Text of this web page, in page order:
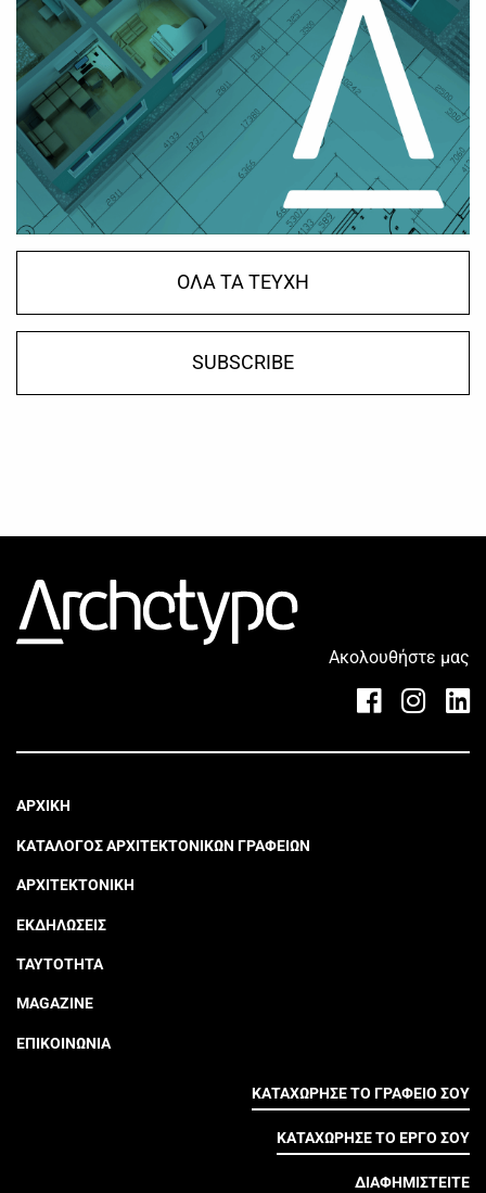
ΟΛΑ ΤΑ ΤΕΥΧΗ
SUBSCRIBE
Ακολουθήστε μας
ΑΡΧΙΚΗ
ΚΑΤΑΛΟΓΟΣ ΑΡΧΙΤΕΚΤΟΝΙΚΩΝ ΓΡΑΦΕΙΩΝ
ΑΡΧΙΤΕΚΤΟΝΙΚΗ
ΕΚΔΗΛΩΣΕΙΣ
ΤΑΥΤΟΤΗΤΑ
MAGAZINE
ΕΠΙΚΟΙΝΩΝΙΑ
ΚΑΤΑΧΩΡΗΣΕ ΤΟ ΓΡΑΦΕΙΟ ΣΟΥ
ΚΑΤΑΧΩΡΗΣΕ ΤΟ ΕΡΓΟ ΣΟΥ
ΔΙΑΦΗΜΙΣΤΕΙΤΕ